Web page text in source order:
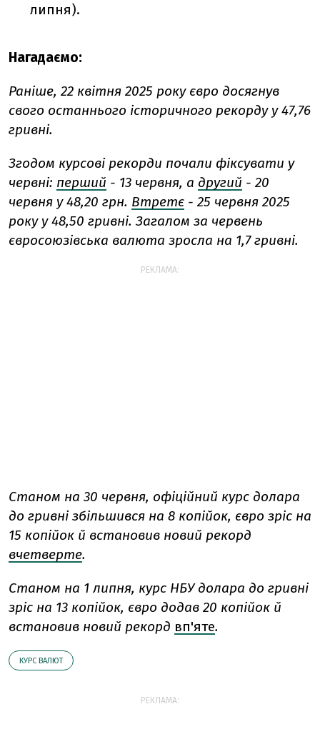
липня).
Нагадаємо:
Раніше, 22 квітня 2025 року євро досягнув
свого останнього історичного рекорду у 47,76
гривні.
Згодом курсові рекорди почали фіксувати у
червні: перший - 13 червня, а другий - 20
червня у 48,20 грн. Втретє - 25 червня 2025
року у 48,50 гривні. Загалом за червень
євросоюзівська валюта зросла на 1,7 гривні.
РЕКЛАМА:
Станом на 30 червня, офіційний курс долара
до гривні збільшився на 8 копійок, євро зріс на
15 копійок й встановив новий рекорд
вчетверте.
Станом на 1 липня, курс НБУ долара до гривні
зріс на 13 копійок, євро додав 20 копійок й
встановив новий рекорд вп'яте.
КУРС ВАЛЮТ
РЕКЛАМА: